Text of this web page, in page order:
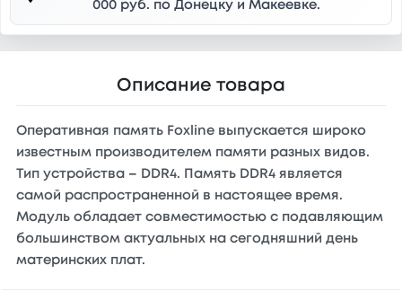
000 руб. по Донецку и Макеевке.
Описание товара
Оперативная память Foxline выпускается широко
известным производителем памяти разных видов.
Тип устройства – DDR4. Память DDR4 является
самой распространенной в настоящее время.
Модуль обладает совместимостью с подавляющим
большинством актуальных на сегодняшний день
материнских плат.